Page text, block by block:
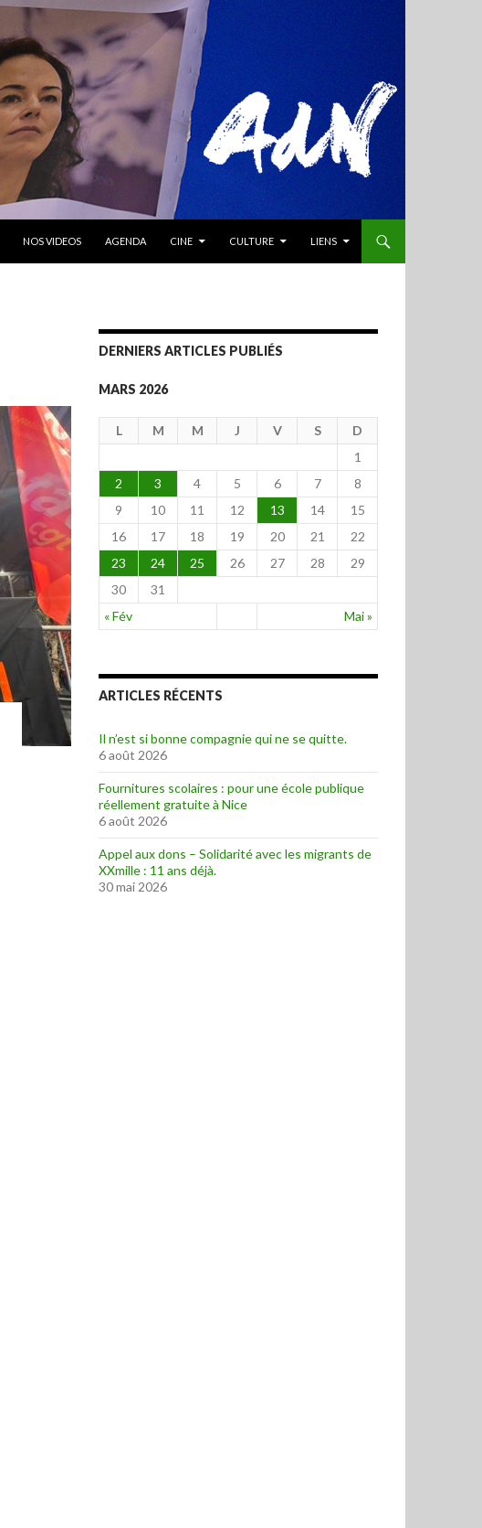
NOS VIDEOS AGENDA CINE CULTURE LIENS
DERNIERS ARTICLES PUBLIÉS
MARS 2026
L M M J V S D
« Fév Mai »
1
2
3 4 5 6 7
8
9
10 11 12 13 14
15
16
17 18 19 20 21
22
23
24 25 26 27 28
29
30
31
ARTICLES RÉCENTS
Il n’est si bonne compagnie qui ne se quitte.
6 août 2026
Fournitures scolaires : pour une école publique
réellement gratuite à Nice
6 août 2026
Appel aux dons – Solidarité avec les migrants de
XXmille : 11 ans déjà.
30 mai 2026